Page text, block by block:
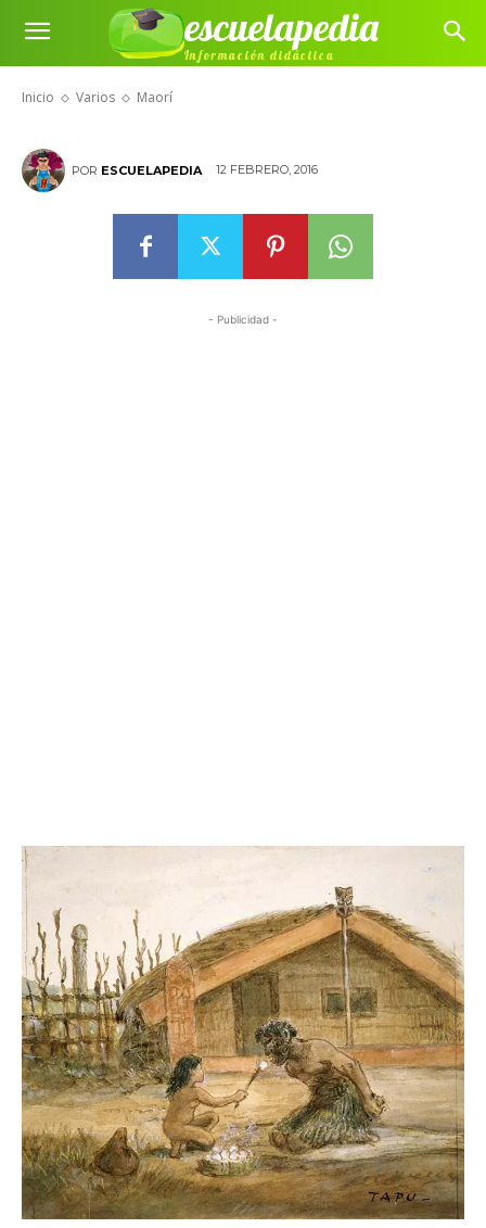
escuelapedia
Información didáctica
Inicio Varios Maorí
Maorí
POR ESCUELAPEDIA 12 FEBRERO, 2016
- Publicidad -